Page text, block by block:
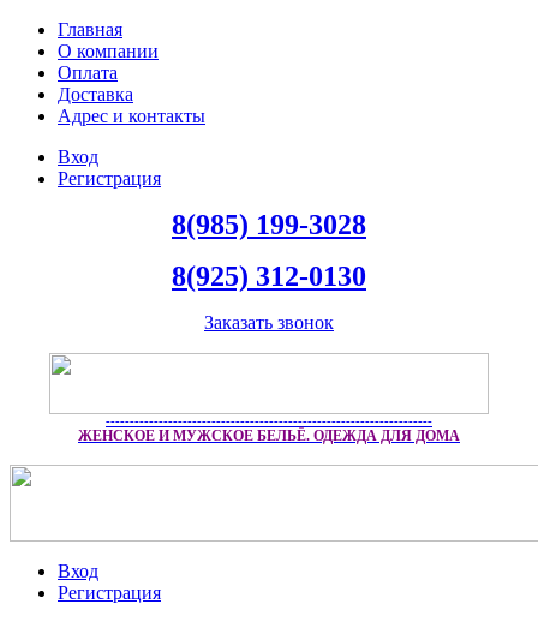
Главная
О компании
Оплата
Доставка
Адрес и контакты
Вход
Регистрация
8(985) 199-3028
8(925) 312-0130
Заказать звонок
--------------------------------------------------------------------
ЖЕНСКОЕ И МУЖСКОЕ БЕЛЬЁ. ОДЕЖДА ДЛЯ ДОМА
Вход
Регистрация